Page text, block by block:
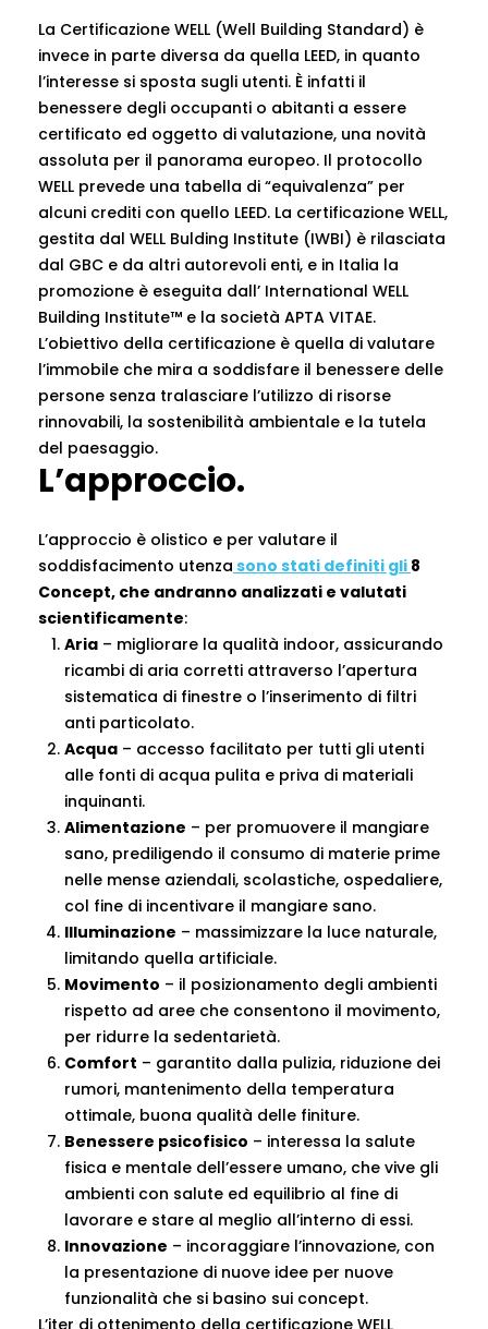
La Certificazione WELL (Well Building Standard) è
invece in parte diversa da quella LEED, in quanto
l’interesse si sposta sugli utenti. È infatti il
benessere degli occupanti o abitanti a essere
certificato ed oggetto di valutazione, una novità
assoluta per il panorama europeo. Il protocollo
WELL prevede una tabella di “equivalenza” per
alcuni crediti con quello LEED. La certificazione WELL,
gestita dal WELL Bulding Institute (IWBI) è rilasciata
dal GBC e da altri autorevoli enti, e in Italia la
promozione è eseguita dall’ International WELL
Building Institute™ e la società APTA VITAE.
L’obiettivo della certificazione è quella di valutare
l’immobile che mira a soddisfare il benessere delle
persone senza tralasciare l’utilizzo di risorse
rinnovabili, la sostenibilità ambientale e la tutela
del paesaggio.
L’approccio.
L’approccio è olistico e per valutare il
soddisfacimento utenza sono stati definiti gli 8
Concept, che andranno analizzati e valutati
scientificamente:
Aria – migliorare la qualità indoor, assicurando
ricambi di aria corretti attraverso l’apertura
sistematica di finestre o l’inserimento di filtri
anti particolato.
Acqua – accesso facilitato per tutti gli utenti
alle fonti di acqua pulita e priva di materiali
inquinanti.
Alimentazione – per promuovere il mangiare
sano, prediligendo il consumo di materie prime
nelle mense aziendali, scolastiche, ospedaliere,
col fine di incentivare il mangiare sano.
Illuminazione – massimizzare la luce naturale,
limitando quella artificiale.
Movimento – il posizionamento degli ambienti
rispetto ad aree che consentono il movimento,
per ridurre la sedentarietà.
Comfort – garantito dalla pulizia, riduzione dei
rumori, mantenimento della temperatura
ottimale, buona qualità delle finiture.
Benessere psicofisico – interessa la salute
fisica e mentale dell’essere umano, che vive gli
ambienti con salute ed equilibrio al fine di
lavorare e stare al meglio all’interno di essi.
Innovazione – incoraggiare l’innovazione, con
la presentazione di nuove idee per nuove
funzionalità che si basino sui concept.
L’iter di ottenimento della certificazione WELL